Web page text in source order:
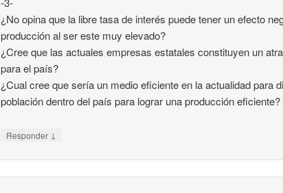
¿No opina que la libre tasa de interés puede tener un efecto
producción al ser este muy elevado?
¿Cree que las actuales empresas estatales constituyen un
para el país?
¿Cual cree que sería un medio eficiente en la actualidad para
población dentro del país para lograr una producción eficiente?
Responder ↓